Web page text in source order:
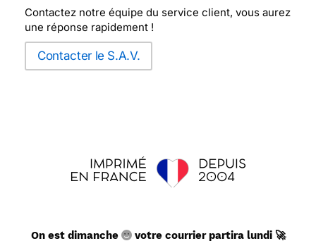
Contactez notre équipe du service client, vous aurez
une réponse rapidement !
Contacter le S.A.V.
On est dimanche votre courrier partira lundi 🚀